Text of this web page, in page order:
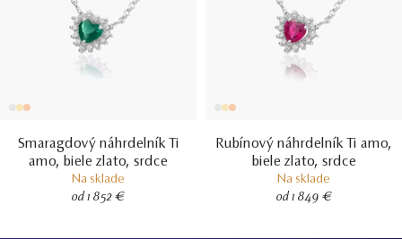
Smaragdový náhrdelník Ti
amo, biele zlato, srdce
Na sklade
od 1 852 €
Rubínový náhrdelník Ti amo,
biele zlato, srdce
Na sklade
od 1 849 €